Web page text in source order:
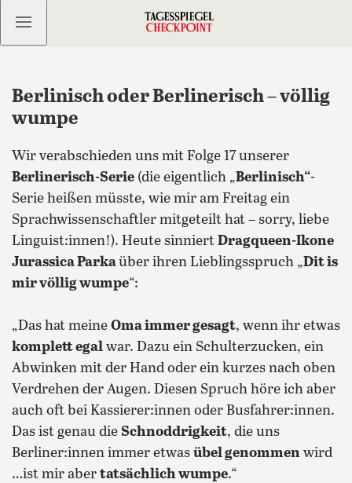
Kostenlos anmelden
Berlinisch oder Berlinerisch – völlig
wumpe
Wir verabschieden uns mit Folge 17 unserer
Berlinerisch-Serie (die eigentlich „Berlinisch“-
Serie heißen müsste, wie mir am Freitag ein
Sprachwissenschaftler mitgeteilt hat – sorry, liebe
Linguist:innen!). Heute sinniert Dragqueen-Ikone
Jurassica Parkaüber ihren Lieblingsspruch „Dit is
mir völlig wumpe“:
„Das hat meine Oma immer gesagt, wenn ihr etwas
komplett egal war. Dazu ein Schulterzucken, ein
Abwinken mit der Hand oder ein kurzes nach oben
Verdrehen der Augen. Diesen Spruch höre ich aber
auch oft bei Kassierer:innen oder Busfahrer:innen.
Das ist genau die Schnoddrigkeit, die uns
Berliner:innen immer etwas übel genommen wird
…ist mir aber tatsächlich wumpe.“